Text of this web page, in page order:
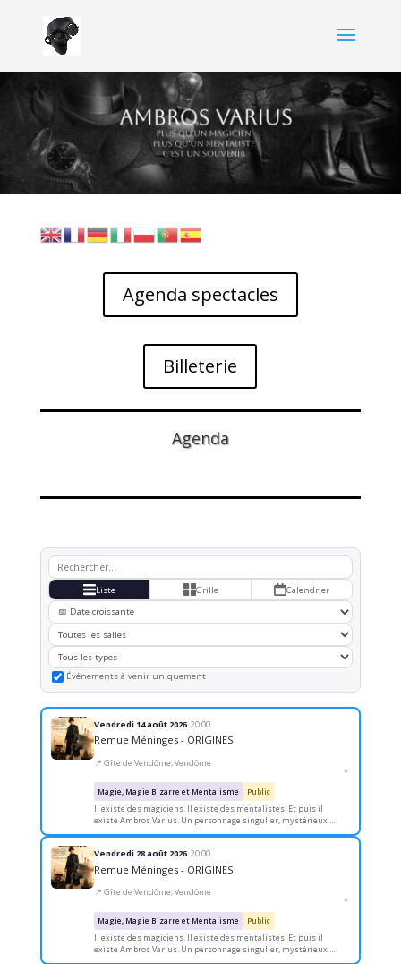
Agenda spectacles
Billeterie
Agenda
Liste Grille Calendrier
Événements à venir uniquement
Vendredi 14 août 2026· 20:00
Remue Méninges - ORIGINES
📍 Gîte de Vendôme, Vendôme
Magie, Magie Bizarre et Mentalisme Public
Il existe des magiciens. Il existe des mentalistes. Et puis il
existe Ambros Varius. Un personnage singulier, mystérieux et
intemporel, né de l’imaginaire de…
▼
Vendredi 28 août 2026· 20:00
Remue Méninges - ORIGINES
📍 Gîte de Vendôme, Vendôme
Magie, Magie Bizarre et Mentalisme Public
Il existe des magiciens. Il existe des mentalistes. Et puis il
existe Ambros Varius. Un personnage singulier, mystérieux et
intemporel, né de l’imaginaire de…
▼